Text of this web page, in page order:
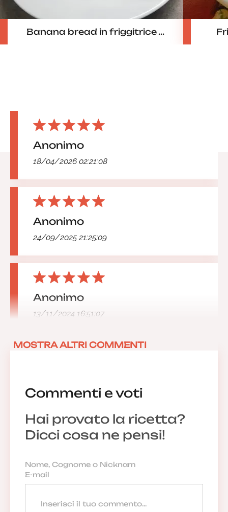
Banana bread in friggitrice ...
Commenti e voti
Hai provato la ricetta?
Dicci cosa ne pensi!
Anonimo
18/04/2026 02:21:08
Anonimo
24/09/2025 21:25:09
Anonimo
13/11/2024 16:51:07
MOSTRA ALTRI COMMENTI